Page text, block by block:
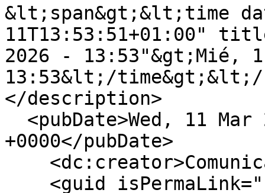
&lt;span&gt;&lt;time
11T13:53:51+01:00"
2026 - 13:53"&gt;Mié,
13:53&lt;/time&gt;&lt;/
</description>
+0000</pubDate>